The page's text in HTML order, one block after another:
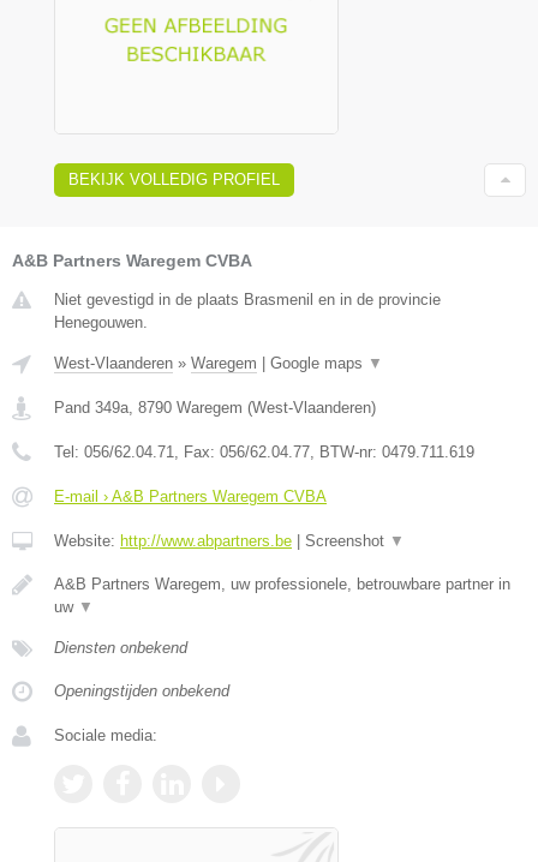
BEKIJK VOLLEDIG PROFIEL
A&B Partners Waregem CVBA
Niet gevestigd in de plaats Brasmenil en in de provincie
Henegouwen.
West-Vlaanderen » Waregem Google maps ▼
Pand 349a, 8790 Waregem (West-Vlaanderen)
Tel: 056/62.04.71, Fax: 056/62.04.77, BTW-nr: 0479.711.619
E-mail › A&B Partners Waregem CVBA
Website: http://www.abpartners.be Screenshot ▼
A&B Partners Waregem, uw professionele, betrouwbare partner in
uw ▼
Diensten onbekend
Openingstijden onbekend
Sociale media: